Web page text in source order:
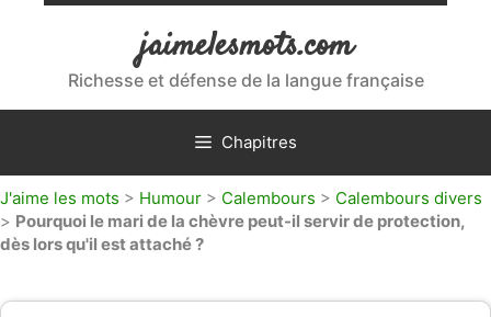
jaimelesmots.com
Richesse et défense de la langue française
Chapitres
J'aime les mots > Humour > Calembours > Calembours divers
> Pourquoi le mari de la chèvre peut-il servir de protection,
dès lors qu'il est attaché ?